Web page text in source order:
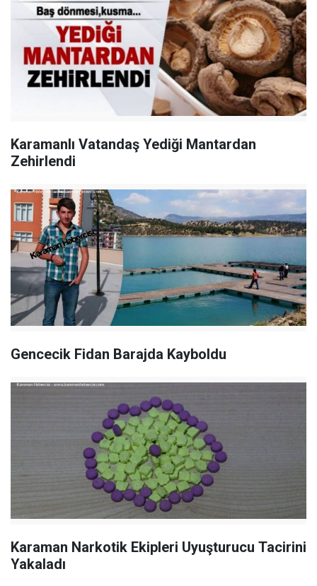
Karamanlı Vatandaş Yediği Mantardan
Zehirlendi
Gencecik Fidan Barajda Kayboldu
Karaman Narkotik Ekipleri Uyuşturucu Tacirini
Yakaladı